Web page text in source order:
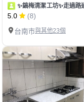
✨鎬梅清潔工坊✨走過路
5.0
(8)
台南市與其他23個